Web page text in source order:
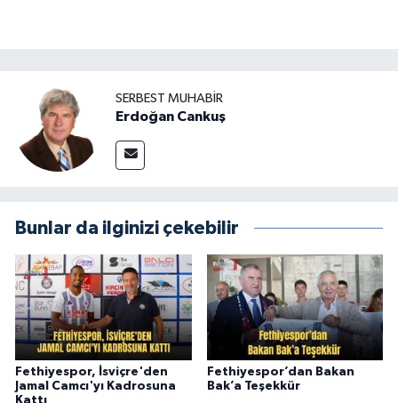
SERBEST MUHABIR
Erdoğan Cankuş
Bunlar da ilginizi çekebilir
Fethiyespor, İsviçre'den
Jamal Camcı'yı Kadrosuna
Kattı
Fethiyespor’dan Bakan
Bak’a Teşekkür